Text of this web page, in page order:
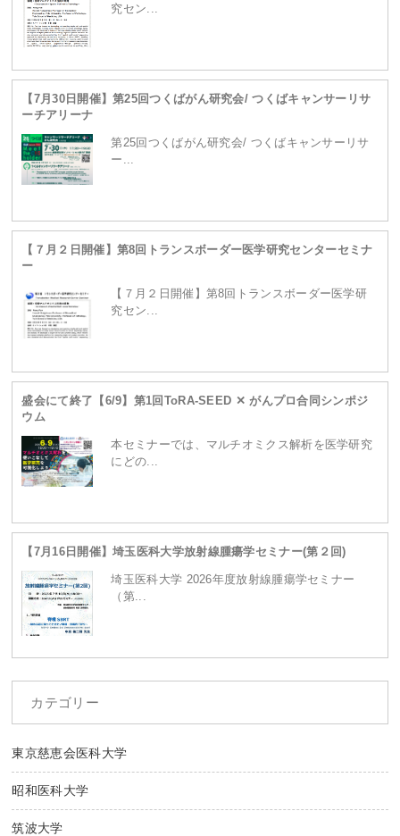
究セン...
【7月30日開催】第25回つくばがん研究会/ つくばキャンサーリサ
ーチアリーナ
第25回つくばがん研究会/ つくばキャンサーリサ
ー...
【７月２日開催】第8回トランスボーダー医学研究センターセミナ
ー
【７月２日開催】第8回トランスボーダー医学研
究セン...
盛会にて終了【6/9】第1回ToRA-SEED ✕ がんプロ合同シンポジ
ウム
本セミナーでは、マルチオミクス解析を医学研究
にどの...
【7月16日開催】埼玉医科大学放射線腫瘍学セミナー(第２回)
埼玉医科大学 2026年度放射線腫瘍学セミナー
（第...
カテゴリー
東京慈恵会医科大学
昭和医科大学
筑波大学